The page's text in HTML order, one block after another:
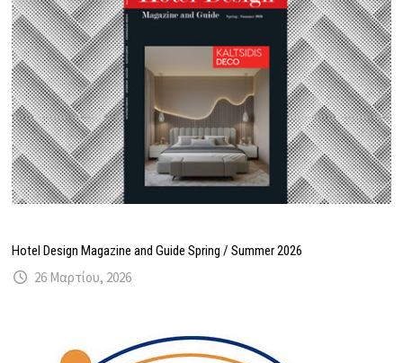
Hotel Design Magazine and Guide Spring / Summer 2026
26 Μαρτίου, 2026